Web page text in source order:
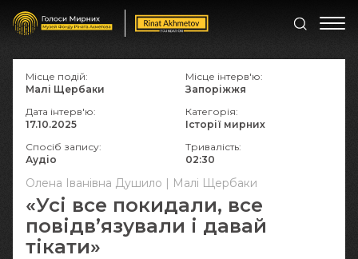
Олена Іванівна Душило | Малі Щербаки
«Усі все покидали, все
повідвʼязували і давай
тікати»
Місце подій:
Малі Щербаки
Місце інтерв'ю:
Запоріжжя
Дата інтерв'ю:
17.10.2025
Категорія:
Історії мирних
Спосіб запису:
Аудіо
Тривалість:
02:30